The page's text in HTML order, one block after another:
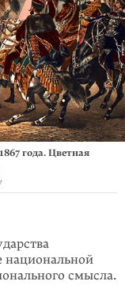
года. Цветная
национальной
смысла.